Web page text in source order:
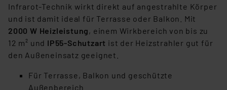
Infrarot-Technik wirkt direkt auf angestrahlte Körper
und ist damit ideal für Terrasse oder Balkon. Mit
2000 W Heizleistung, einem Wirkbereich von bis zu
12 m² und IP55-Schutzart ist der Heizstrahler gut für
den Außeneinsatz geeignet.
Für Terrasse, Balkon und geschützte
Außenbereich